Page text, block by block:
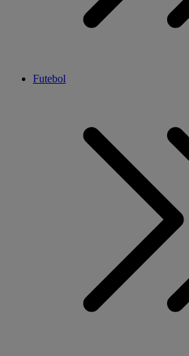
Futebol